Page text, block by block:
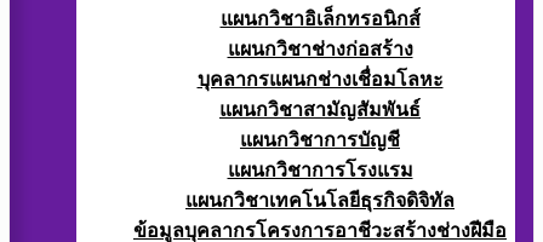
แผนกวิชาอิเล็กทรอนิกส์
แผนกวิชาช่างก่อสร้าง
บุคลากรแผนกช่างเชื่อมโลหะ
แผนกวิชาสามัญสัมพันธ์
แผนกวิชาการบัญชี
แผนกวิชาการโรงแรม
แผนกวิชาเทคโนโลยีธุรกิจดิจิทัล
ข้อมูลบุคลากรโครงการอาชีวะสร้างช่างฝีมือ